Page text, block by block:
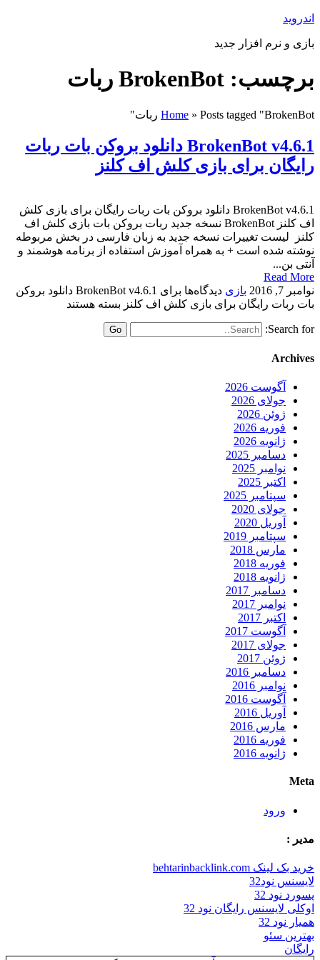
اندروید
بازی و نرم افزار جدید
برچسب: BrokenBot ربات
Home » Posts tagged "BrokenBot ربات"
BrokenBot v4.6.1 دانلود بروکن بات ربات
رایگان برای بازی کلش اف کلنز
BrokenBot v4.6.1 دانلود بروکن بات ربات رایگان برای بازی کلش
اف کلنز BrokenBot نسخه جدید ربات بروکن بات بازی کلش اف
کلنز لیست تغییرات نسخه جدید به زبان فارسی در بخش مربوطه
نوشته شده است + به همراه آموزش استفاده از برنامه هوشمند و
آنتی بن...
Read More
نوامبر 7, 2016
بازی دیدگاه‌ها
برای BrokenBot v4.6.1 دانلود بروکن
بات ربات رایگان برای بازی کلش اف کلنز بسته هستند
Search for:
Archives
آگوست 2026
جولای 2026
ژوئن 2026
فوریه 2026
ژانویه 2026
دسامبر 2025
نوامبر 2025
اکتبر 2025
سپتامبر 2025
جولای 2020
آوریل 2020
سپتامبر 2019
مارس 2018
فوریه 2018
ژانویه 2018
دسامبر 2017
نوامبر 2017
اکتبر 2017
آگوست 2017
جولای 2017
ژوئن 2017
دسامبر 2016
نوامبر 2016
آگوست 2016
آوریل 2016
مارس 2016
فوریه 2016
ژانویه 2016
Meta
ورود
مدیر :
خرید بک لینک behtarinbacklink.com
لایسنس نود32
پسورد نود 32
اوکلی لایسنس رایگان نود 32
همیار نود 32
بهترین سئو
رایگان